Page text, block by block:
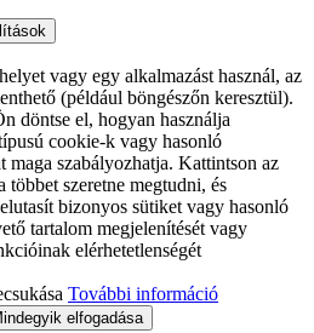
vagy egy alkalmazást használ, az
(például böngészőn keresztül).
döntse el, hogyan használja
cookie-k vagy hasonló
maga szabályozhatja. Kattintson az
többet szeretne megtudni, és
bizonyos sütiket vagy hasonló
tartalom megjelenítését vagy
elérhetetlenségét
További információ
elfogadása